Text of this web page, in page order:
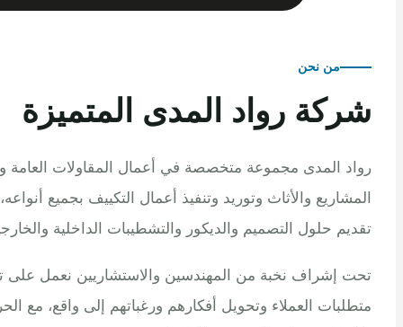
من نحن
رواد المدى المتميزة
المدى مجموعة متخصصة في أعمال المقاولات العامة وتنفيذ
والأثاث وتوريد وتنفيذ أعمال التكييف بجميع أنواعه، مع
حلول التصميم والديكور والتشطيبات الداخلية والخارجية.
إشراف نخبة من المهندسين والاستشاريين نعمل على تلبية
العملاء وتحويل أفكارهم ورغباتهم إلى واقع، مع الحرص